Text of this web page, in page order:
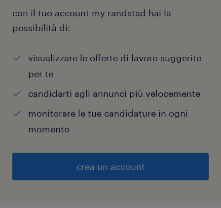
con il tuo account my randstad hai la
possibilità di:
visualizzare le offerte di lavoro suggerite
per te
candidarti agli annunci più velocemente
monitorare le tue candidature in ogni
momento
crea un account